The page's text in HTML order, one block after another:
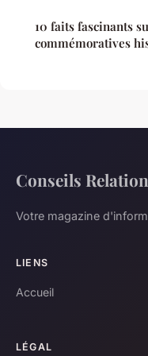
10 faits fascinants
commémoratives
Conseils
Votre magazine
LIENS
Accueil
LÉGAL